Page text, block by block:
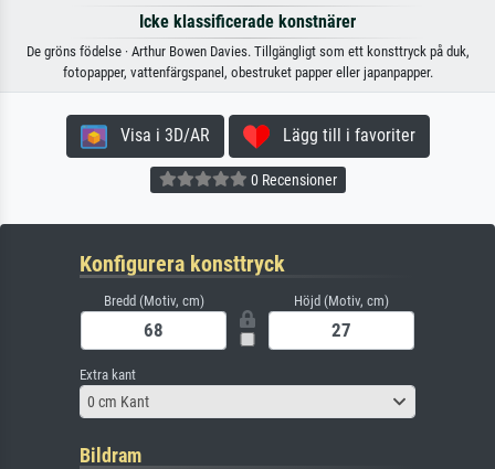
Icke klassificerade konstnärer
De gröns födelse · Arthur Bowen Davies. Tillgängligt som ett konsttryck på duk,
fotopapper, vattenfärgspanel, obestruket papper eller japanpapper.
Visa i 3D/AR Lägg till i favoriter
0 Recensioner
Konfigurera konsttryck
Bredd (Motiv, cm) Höjd (Motiv, cm)
Extra kant
0 cm Kant
Bildram